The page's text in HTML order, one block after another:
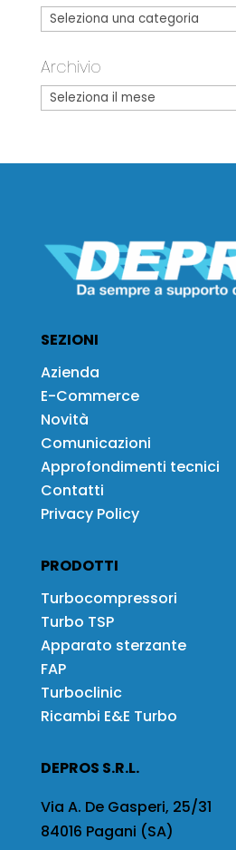
Archivio
SEZIONI
Azienda
E-Commerce
Novità
Comunicazioni
Approfondimenti tecnici
Contatti
Privacy Policy
PRODOTTI
Turbocompressori
Turbo TSP
Apparato sterzante
FAP
Turboclinic
Ricambi E&E Turbo
DEPROS S.R.L.
Via A. De Gasperi, 25/31
84016 Pagani (SA)